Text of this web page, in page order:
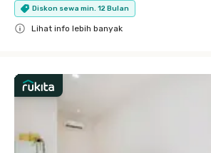
Diskon sewa min. 12 Bulan
Lihat info lebih banyak